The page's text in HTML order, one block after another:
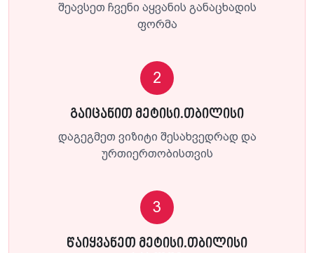
შეავსეთ ჩვენი აყვანის განაცხადის
ფორმა
2
გაიცანით მეტისი.თბილისი
დაგეგმეთ ვიზიტი შესახვედრად და
ურთიერთობისთვის
3
წაიყვანეთ მეტისი.თბილისი